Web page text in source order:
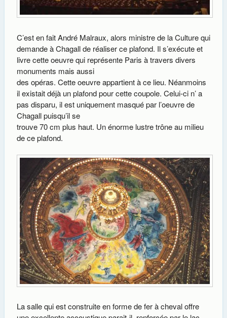
C’est en fait André Malraux, alors ministre de la Culture qui
demande à Chagall de réaliser ce plafond. Il s’exécute et
livre cette oeuvre qui représente Paris à travers divers
monuments mais aussi
des opéras. Cette oeuvre appartient à ce lieu. Néanmoins
il existait déjà un plafond pour cette coupole. Celui-ci n’ a
pas disparu, il est uniquement masqué par l’oeuvre de
Chagall puisqu’il se
trouve 70 cm plus haut. Un énorme lustre trône au milieu
de ce plafond.
La salle qui est construite en forme de fer à cheval offre